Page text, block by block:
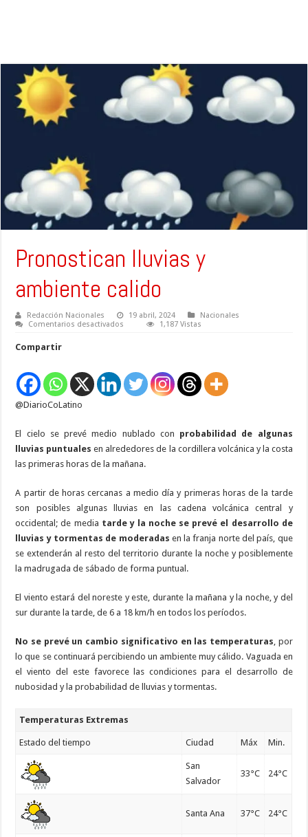
Pronostican lluvias y
ambiente calido
Redacción Nacionales 19 abril, 2024
Nacionales
Comentarios desactivados
1,187 Vistas
Compartir
@DiarioCoLatino
El cielo se prevé medio nublado con probabilidad de algunas
lluvias puntuales en alrededores de la cordillera volcánica y la costa
las primeras horas de la mañana.
A partir de horas cercanas a medio día y primeras horas de la tarde
son posibles algunas lluvias en las cadena volcánica central y
occidental; de media tarde y la noche se prevé el desarrollo de
lluvias y tormentas de moderadas en la franja norte del país, que
se extenderán al resto del territorio durante la noche y posiblemente
la madrugada de sábado de forma puntual.
El viento estará del noreste y este, durante la mañana y la noche, y del
sur durante la tarde, de 6 a 18 km/h en todos los períodos.
No se prevé un cambio significativo en las temperaturas, por
lo que se continuará percibiendo un ambiente muy cálido. Vaguada en
el viento del este favorece las condiciones para el desarrollo de
nubosidad y la probabilidad de lluvias y tormentas.
Temperaturas Extremas
Estado del tiempo Ciudad Máx Min.
San
Salvador
33°C 24°C
Santa Ana 37°C 24°C